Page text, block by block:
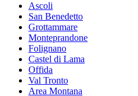
Ascoli
San Benedetto
Grottammare
Monteprandone
Folignano
Castel di Lama
Offida
Val Tronto
Area Montana